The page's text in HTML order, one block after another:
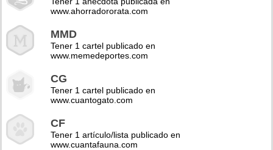
www.ahorradororata.com
MMD
Tener 1 cartel publicado en
www.memedeportes.com
CG
Tener 1 cartel publicado en
www.cuantogato.com
CF
Tener 1 artículo/lista publicado en
www.cuantafauna.com